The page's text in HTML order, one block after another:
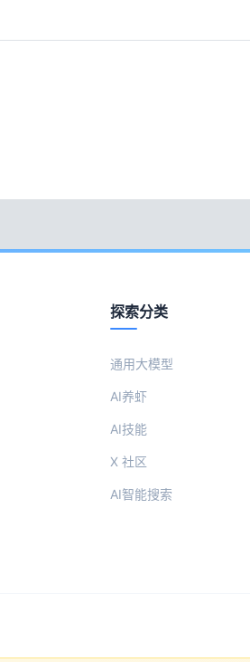
探索分类
通用大模型
AI养虾
AI技能
X 社区
AI智能搜索